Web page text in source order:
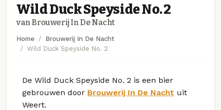
Wild Duck Speyside No. 2
van Brouwerij In De Nacht
Home
Brouwerij In De Nacht
Wild Duck Speyside No. 2
De Wild Duck Speyside No. 2 is een bier
gebrouwen door Brouwerij In De Nacht uit
Weert.